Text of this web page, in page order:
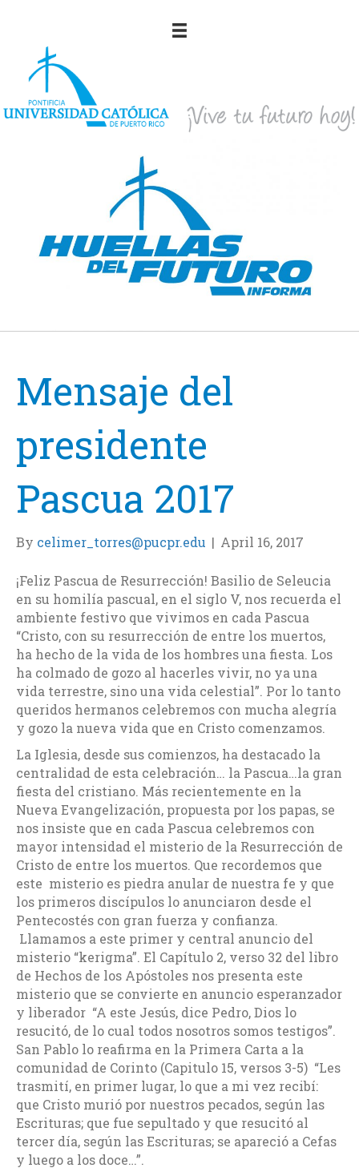
Mensaje del
presidente
Pascua 2017
By celimer_torres@pucpr.edu | April 16, 2017
¡Feliz Pascua de Resurrección! Basilio de Seleucia
en su homilía pascual, en el siglo V, nos recuerda el
ambiente festivo que vivimos en cada Pascua
“Cristo, con su resurrección de entre los muertos,
ha hecho de la vida de los hombres una fiesta. Los
ha colmado de gozo al hacerles vivir, no ya una
vida terrestre, sino una vida celestial”. Por lo tanto
queridos hermanos celebremos con mucha alegría
y gozo la nueva vida que en Cristo comenzamos.
La Iglesia, desde sus comienzos, ha destacado la
centralidad de esta celebración… la Pascua…la gran
fiesta del cristiano. Más recientemente en la
Nueva Evangelización, propuesta por los papas, se
nos insiste que en cada Pascua celebremos con
mayor intensidad el misterio de la Resurrección de
Cristo de entre los muertos. Que recordemos que
este misterio es piedra anular de nuestra fe y que
los primeros discípulos lo anunciaron desde el
Pentecostés con gran fuerza y confianza.
Llamamos a este primer y central anuncio del
misterio “kerigma”. El Capítulo 2, verso 32 del libro
de Hechos de los Apóstoles nos presenta este
misterio que se convierte en anuncio esperanzador
y liberador “A este Jesús, dice Pedro, Dios lo
resucitó, de lo cual todos nosotros somos testigos”.
San Pablo lo reafirma en la Primera Carta a la
comunidad de Corinto (Capitulo 15, versos 3-5) “Les
trasmití, en primer lugar, lo que a mi vez recibí:
que Cristo murió por nuestros pecados, según las
Escrituras; que fue sepultado y que resucitó al
tercer día, según las Escrituras; se apareció a Cefas
y luego a los doce…”.